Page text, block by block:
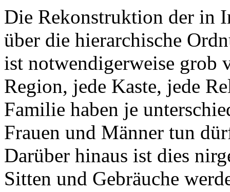
Die Rekonstruktion der in
über die hierarchische
ist notwendigerweise grob
Region, jede Kaste, jede
Familie haben je
Frauen und Männer tun
Darüber hinaus ist dies
Sitten und Gebräuche